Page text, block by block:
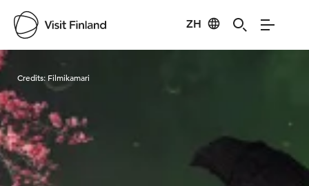
ZH
Visit Finland
Credits: Filmikamari